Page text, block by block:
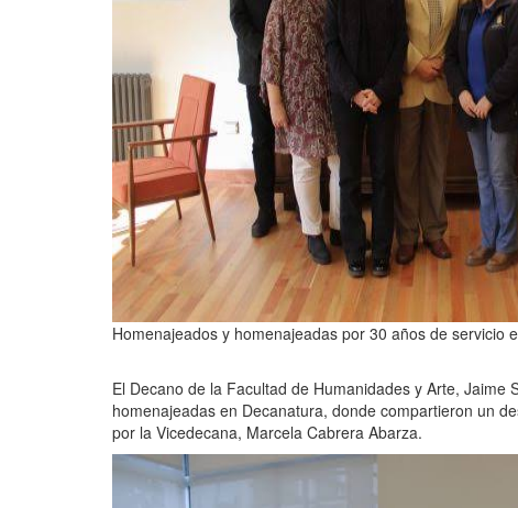
Homenajeados y homenajeadas por 30 años de servicio
El Decano de la Facultad de Humanidades y Arte,
homenajeadas en Decanatura, donde compartieron un
por la Vicedecana, Marcela Cabrera Abarza.